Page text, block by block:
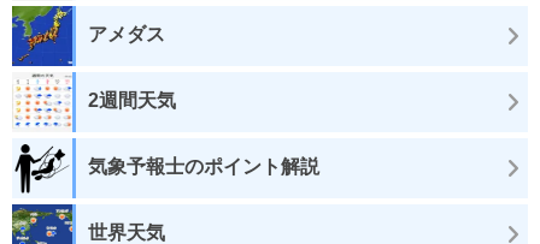
アメダス
2週間天気
気象予報士のポイント解説
世界天気